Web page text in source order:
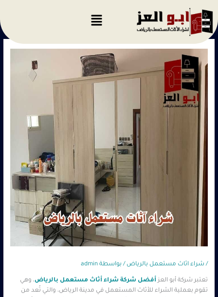
المحتوى
/ شراء اثاث مستعمل بالرياض / بواسطة admin
تعتبر شركة أبو العزأفضل شركة شراء أثاث مستعمل بالرياض، وهي
تقوم بعملية الشراء للأثاث المستعمل في مدينة الرياض، والتي تُعد من